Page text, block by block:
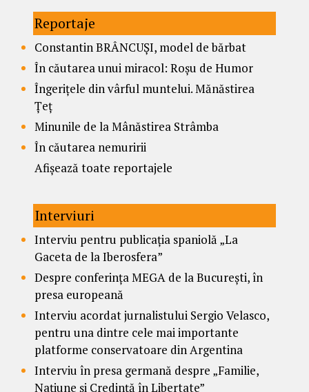
Reportaje
Constantin BRÂNCUȘI, model de bărbat
În căutarea unui miracol: Roșu de Humor
Îngerițele din vârful muntelui. Mănăstirea
Țeț
Minunile de la Mânăstirea Strâmba
În căutarea nemuririi
Afișează toate reportajele
Interviuri
Interviu pentru publicația spaniolă „La
Gaceta de la Iberosfera”
Despre conferința MEGA de la București, în
presa europeană
Interviu acordat jurnalistului Sergio Velasco,
pentru una dintre cele mai importante
platforme conservatoare din Argentina
Interviu în presa germană despre „Familie,
Națiune și Credință în Libertate”